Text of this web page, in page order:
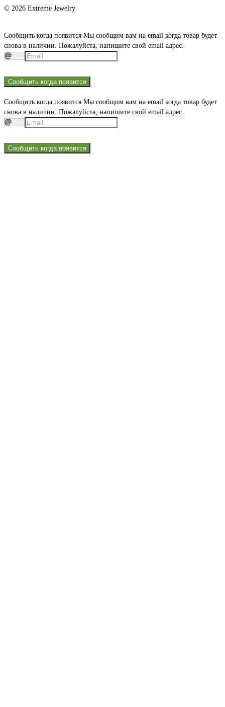
© 2026 Extreme Jewelry
Сообщить когда появится Мы сообщим вам на email когда товар будет
снова в наличии. Пожалуйста, напишите свой email адрес.
Сообщить когда появится
Сообщить когда появится Мы сообщим вам на email когда товар будет
снова в наличии. Пожалуйста, напишите свой email адрес.
Сообщить когда появится